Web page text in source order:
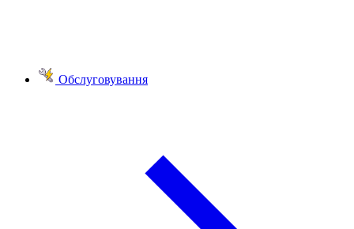
Обслуговування